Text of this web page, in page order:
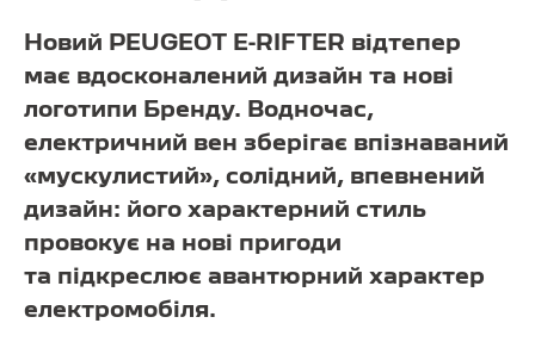
Новий PEUGEOT E-RIFTER відтепер
має вдосконалений дизайн та нові
логотипи Бренду. Водночас,
електричний вен зберігає впізнаваний
«мускулистий», солідний, впевнений
дизайн: його характерний стиль
провокує на нові пригоди
та підкреслює авантюрний характер
електромобіля.